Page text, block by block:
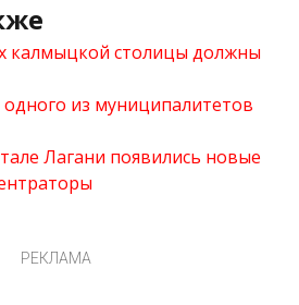
калмыцкой столицы должны
из муниципалитетов
Лагани появились новые
РЕКЛАМА